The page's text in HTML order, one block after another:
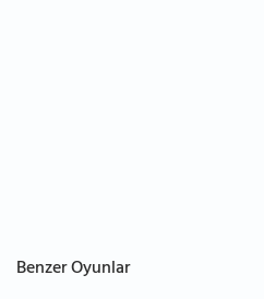
Benzer Oyunlar